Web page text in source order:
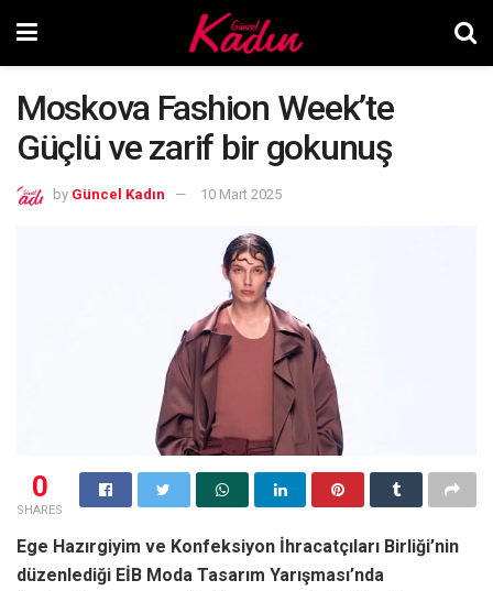
Moskova Fashion Week’te
Güçlü ve zarif bir gokunuş
by Güncel Kadın 10 Mart 2025
0
SHARES
Ege Hazırgiyim ve Konfeksiyon İhracatçıları Birliği’nin
düzenlediği EİB Moda Tasarım Yarışması’nda